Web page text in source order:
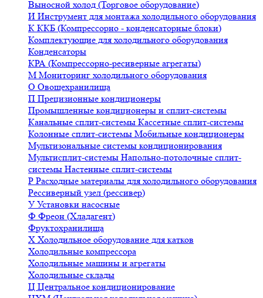
Выносной холод (Торговое оборудование)
И Инструмент для монтажа холодильного оборудования
К ККБ (Компрессорно - конденсаторные блоки)
Комплектующие для холодильного оборудования
Конденсаторы
КРА (Компрессорно-ресиверные агрегаты)
М Мониторинг холодильного оборудования
О Овощехранилища
П Прецизионные кондиционеры
Промышленные кондиционеры и сплит-системы
Канальные сплит-системы Кассетные сплит-системы
Колонные сплит-системы Мобильные кондиционеры
Мультизональные системы кондиционирования
Мультисплит-системы Напольно-потолочные сплит-
системы Настенные сплит-системы
Р Расходные материалы для холодильного оборудования
Рессиверный узел (рессивер)
У Установки насосные
Ф Фреон (Хладагент)
Фруктохранилища
Х Холодильное оборудование для катков
Холодильные компрессора
Холодильные машины и агрегаты
Холодильные склады
Ц Центральное кондиционирование